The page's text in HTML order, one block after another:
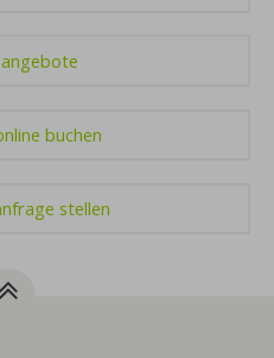
buchen
stellen